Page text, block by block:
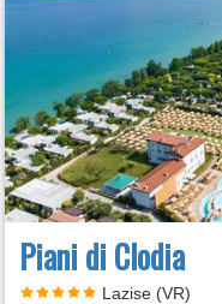
Piani di Clodia
Lazise (VR)